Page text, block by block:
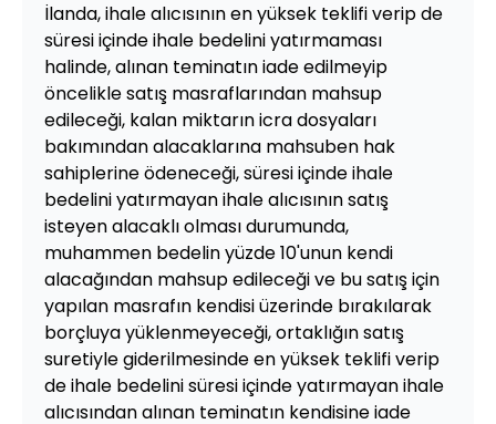
İlanda, ihale alıcısının en yüksek teklifi verip de
süresi içinde ihale bedelini yatırmaması
halinde, alınan teminatın iade edilmeyip
öncelikle satış masraflarından mahsup
edileceği, kalan miktarın icra dosyaları
bakımından alacaklarına mahsuben hak
sahiplerine ödeneceği, süresi içinde ihale
bedelini yatırmayan ihale alıcısının satış
isteyen alacaklı olması durumunda,
muhammen bedelin yüzde 10'unun kendi
alacağından mahsup edileceği ve bu satış için
yapılan masrafın kendisi üzerinde bırakılarak
borçluya yüklenmeyeceği, ortaklığın satış
suretiyle giderilmesinde en yüksek teklifi verip
de ihale bedelini süresi içinde yatırmayan ihale
alıcısından alınan teminatın kendisine iade